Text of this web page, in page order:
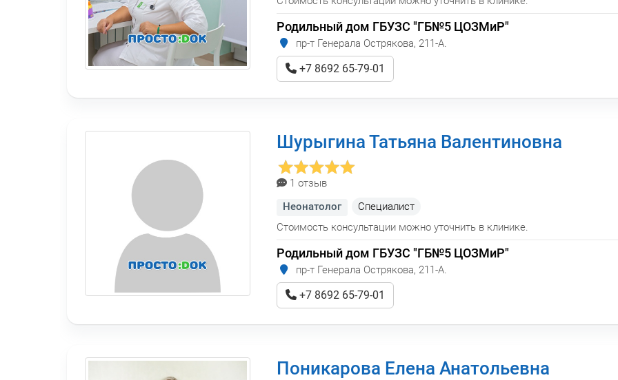
Родильный дом ГБУЗС "ГБ№5 ЦОЗМиР"
пр-т Генерала Острякова, 211-А.
+7 8692 65-79-01
Шурыгина Татьяна Валентиновна
1 отзыв
Неонатолог
Cпециалист
Стоимость консультации можно уточнить в клинике.
Родильный дом ГБУЗС "ГБ№5 ЦОЗМиР"
пр-т Генерала Острякова, 211-А.
+7 8692 65-79-01
Поникарова Елена Анатольевна